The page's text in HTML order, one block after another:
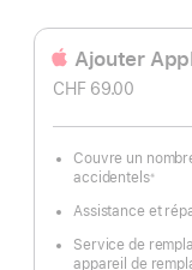
Ajouter
CHF 69.00
Couvre un
accidentels
bas
※
Assistance et
Service de
appareil de